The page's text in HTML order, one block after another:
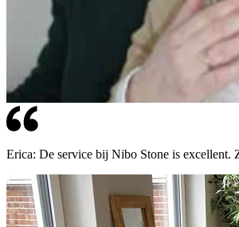
Erica: De service bij Nibo Stone is excellent.